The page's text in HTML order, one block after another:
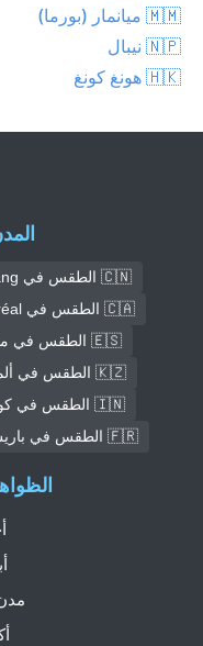
🇲🇲 ميانمار (بورما)
🇳🇵 نيبال
🇭🇰 هونغ كونغ
🇨🇳 الطقس في Jieyang
🇨🇦 الطقس في Montréal
🇪🇸 الطقس في مدريد
🇰🇿 الطقس في ألماتي
🇮🇳 الطقس في كويمباتور
🇫🇷 الطقس في باريس